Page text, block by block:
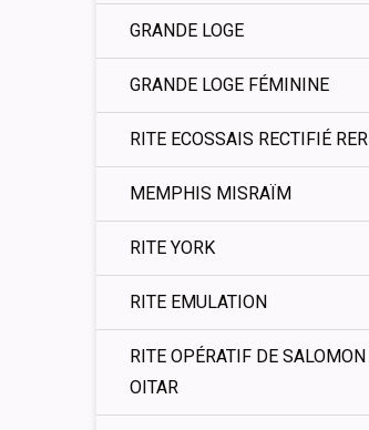
GRANDE LOGE
GRANDE LOGE FÉMININE
RITE ECOSSAIS RECTIFIÉ RER
MEMPHIS MISRAÏM
RITE YORK
RITE EMULATION
RITE OPÉRATIF DE SALOMON
OITAR